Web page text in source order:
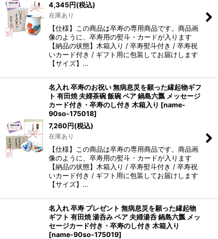
4,345円(税込)
在庫あり
【仕様】この商品は卒寿の専用商品です。商品画
像のように、卒寿用の熨斗・カードが入ります
【納品の状態】木箱入り / 卒寿熨斗付き / 卒寿祝
いカード付き / ギフト用に包装してお届けします
【サイズ】…
名入れ 卒寿のお祝い 無病息災を願った縁起物ギフ
ト 有田焼 夫婦茶碗 飯碗 ペア 鍋島六瓢 メッセージ
カード付き・卒寿のし付き 木箱入り [name-
90so-175018]
7,260円(税込)
在庫あり
【仕様】この商品は卒寿の専用商品です。商品画
像のように、卒寿用の熨斗・カードが入ります
【納品の状態】木箱入り / 卒寿熨斗付き / 卒寿祝
いカード付き / ギフト用に包装してお届けします
【サイズ】…
名入れ 卒寿 プレゼント 無病息災を願った縁起物
ギフト 有田焼 湯呑み ペア 夫婦湯呑 鍋島六瓢 メッ
セージカード付き・卒寿のし付き 木箱入り
[name-90so-175019]